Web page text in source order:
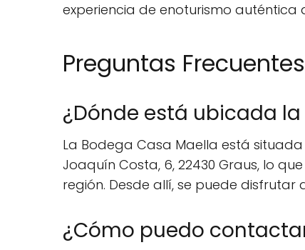
experiencia de enoturismo auténtica
Preguntas Frecuentes
¿Dónde está ubicada
La Bodega Casa Maella está
Joaquín Costa, 6, 22430 Graus, lo
región. Desde allí, se puede
¿Cómo puedo